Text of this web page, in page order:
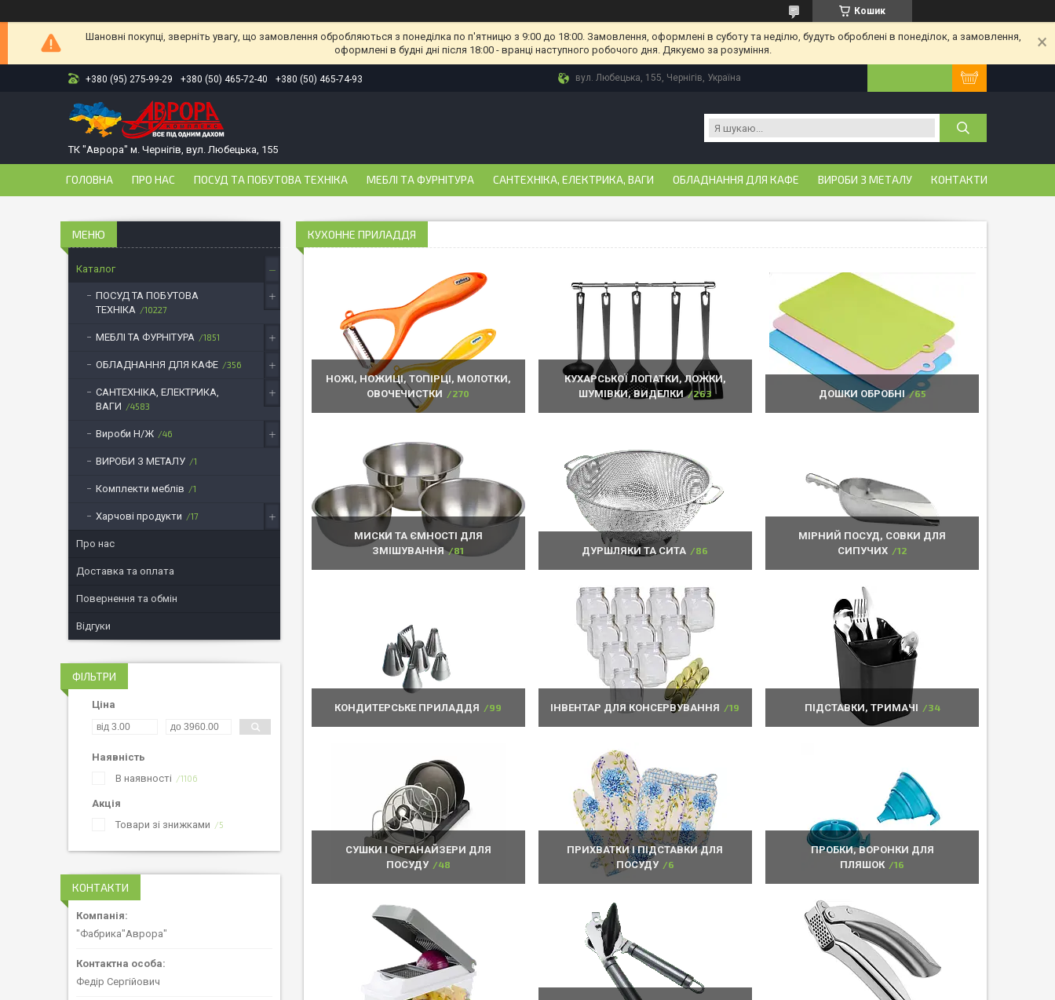
Кошик
Шановні покупці, зверніть увагу, що замовлення обробляються з понеділка по п'ятницю з 9:00 до 18:00. Замовлення, оформлені в суботу та неділю, будуть оброблені в понеділок, а замовлення,
оформлені в будні дні після 18:00 - вранці наступного робочого дня. Дякуємо за розуміння.
+380 (95) 275-99-29 +380 (50) 465-72-40 +380 (50) 465-74-93 вул. Любецька, 155, Чернігів, Україна
ТК "Аврора" м. Чернігів, вул. Любецька, 155
ГОЛОВНА ПРО НАС ПОСУД ТА ПОБУТОВА ТЕХНІКА МЕБЛІ ТА ФУРНІТУРА САНТЕХНІКА, ЕЛЕКТРИКА, ВАГИ ОБЛАДНАННЯ ДЛЯ КАФЕ ВИРОБИ З МЕТАЛУ КОНТАКТИ
КУХОННЕ ПРИЛАДДЯ
НОЖІ, НОЖИЦІ, ТОПІРЦІ, МОЛОТКИ,
ОВОЧЕЧИСТКИ
270
КУХАРСЬКОЇ ЛОПАТКИ, ЛОЖКИ,
ШУМІВКИ, ВИДЕЛКИ
263 ДОШКИ ОБРОБНІ 65
МИСКИ ТА ЄМНОСТІ ДЛЯ
ЗМІШУВАННЯ
81 ДУРШЛЯКИ ТА СИТА 86
МІРНИЙ ПОСУД, СОВКИ ДЛЯ
СИПУЧИХ
12
КОНДИТЕРСЬКЕ ПРИЛАДДЯ 99 ІНВЕНТАР ДЛЯ КОНСЕРВУВАННЯ 19 ПІДСТАВКИ, ТРИМАЧІ 34
СУШКИ І ОРГАНАЙЗЕРИ ДЛЯ
ПОСУДУ
48
ПРИХВАТКИ І ПІДСТАВКИ ДЛЯ
ПОСУДУ
6
ПРОБКИ, ВОРОНКИ ДЛЯ
ПЛЯШОК
16
Каталог
ПОСУД ТА ПОБУТОВА
ТЕХНІКА
10227
МЕБЛІ ТА ФУРНІТУРА 1851
ОБЛАДНАННЯ ДЛЯ КАФЕ 356
САНТЕХНІКА, ЕЛЕКТРИКА,
ВАГИ
4583
Вироби Н/Ж 46
ВИРОБИ З МЕТАЛУ 1
Комплекти меблів 1
Харчові продукти 17
Про нас
Доставка та оплата
Повернення та обмін
Відгуки
ФІЛЬТРИ
Ціна
Наявність
В наявності
1106
Акція
Товари зі знижками
5
КОНТАКТИ
"Фабрика"Аврора"
Федір Сергійович